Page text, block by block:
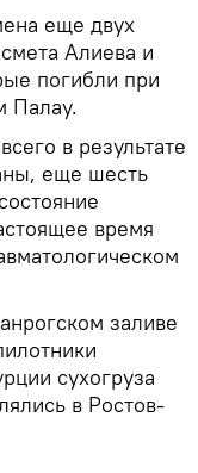
еще двух
Алиева и
погибли при
Палау.
в результате
еще шесть
время
заливе
сухогруза
в Ростов-